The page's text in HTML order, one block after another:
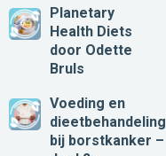
Planetary
Health Diets
door Odette
Bruls
Voeding en
dieetbehandeling
bij borstkanker –